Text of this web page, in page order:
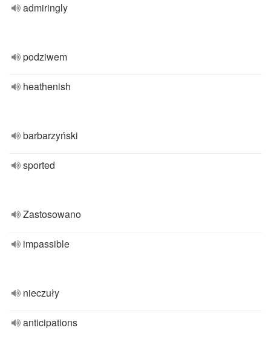
admiringly
podziwem
heathenish
barbarzyński
sported
Zastosowano
impassible
nieczuły
anticipations